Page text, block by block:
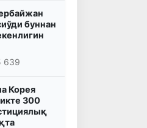
буннан
639
Корея
300